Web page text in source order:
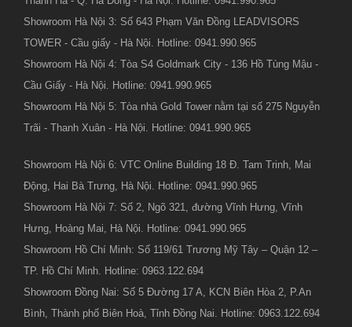
Showroom Hà Nội 3: Số 643 Phạm Văn Đồng LEADVISORS
TOWER - Cầu giấy - Hà Nội. Hotline: 0941.990.965
Showroom Hà Nội 4: Tòa S4 Goldmark City - 136 Hồ Tùng Mậu -
Cầu Giấy - Hà Nội. Hotline: 0941.990.965
Showroom Hà Nội 5: Tòa nhà Gold Tower nằm tại số 275 Nguyễn
Trãi - Thanh Xuân - Hà Nội. Hotline: 0941.990.965
Showroom Hà Nội 6: VTC Online Building 18 Đ. Tam Trinh, Mai
Động, Hai Bà Trưng, Hà Nội. Hotline: 0941.990.965
Showroom Hà Nội 7: Số 2, Ngõ 321, đường Vĩnh Hưng, Vĩnh
Hưng, Hoàng Mai, Hà Nội. Hotline: 0941.990.965
Showroom Hồ Chí Minh: Số 119/61 Trương Mỹ Tây – Quận 12 –
TP. Hồ Chí Minh. Hotline: 0963.122.694
Showroom Đồng Nai: Số 5 Đường 17 A, KCN Biên Hòa 2, P.An
Bình, Thành phố Biên Hoà, Tỉnh Đồng Nai. Hotline: 0963.122.694